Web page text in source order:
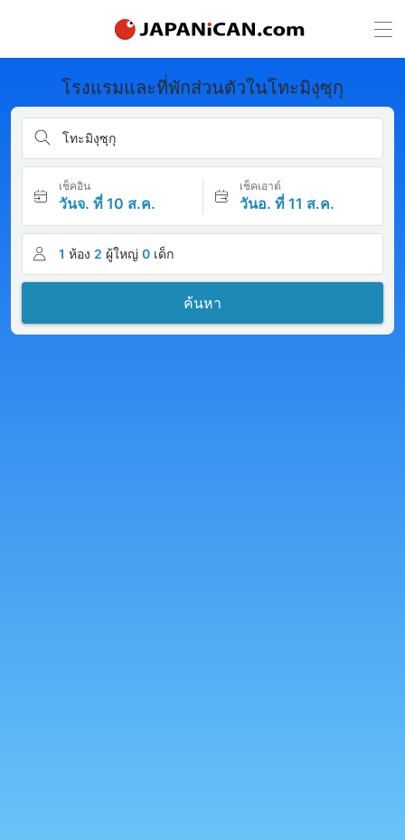
โรงแรมและที่พักส่วนตัวในโทะมิงุซุกุ
โทะมิงุซุกุ
เช็คอิน
วันจ. ที่ 10 ส.ค.
เช็คเอาต์
วันอ. ที่ 11 ส.ค.
1 ห้อง 2 ผู้ใหญ่ 0 เด็ก
ค้นหา